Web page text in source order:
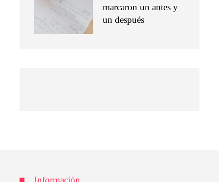
marcaron un antes y
un después
Información